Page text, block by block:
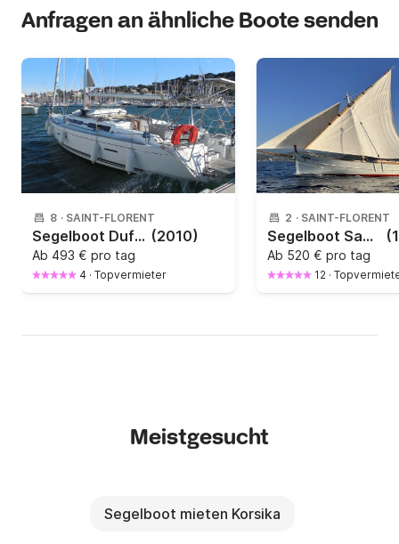
Anfragen an ähnliche Boote senden
8 · SAINT-FLORENT
Segelboot Dufour 405 Grand Large 12m (2010)
Ab 493 € pro tag
4 · Topvermieter
2 · SAINT-FLORENT
Segelboot Sangermani Rivanetto 9.5m
Ab 520 € pro tag
12 ·
Meistgesucht
Segelboot mieten Korsika